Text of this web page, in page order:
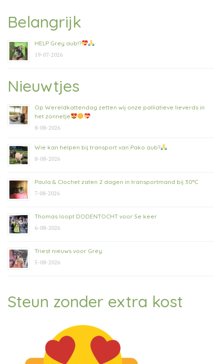
Belangrijk
HELP Grey aub!?
19-07-2026
Nieuwtjes
Op Wereldkattendag zetten wij onze palliatieve lieverds in
het zonnetje
8-08-2026
Wie kan helpen bij transport van Pako aub?
8-08-2026
Paula & Clochet zaten 2 dagen in transportmand bij 30°C
7-08-2026
Thomas loopt DODENTOCHT voor 5e keer
6-08-2026
Triest nieuws voor Grey
5-08-2026
Steun zonder extra kost